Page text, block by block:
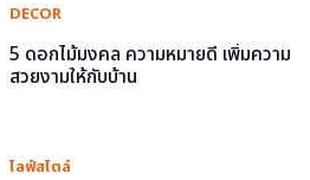
DECOR
5 ดอกไม้มงคล ความหมายดี เพิ่มความ
สวยงามให้กับบ้าน
ไลฟ์สไตล์